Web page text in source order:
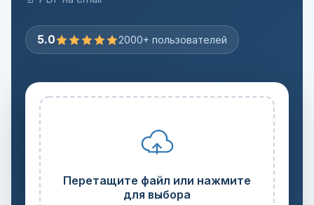
5.0 2000+ пользователей
Перетащите файл или нажмите
для выбора